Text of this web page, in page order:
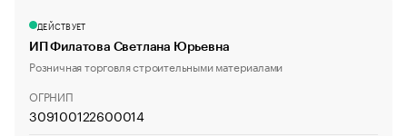
ДЕЙСТВУЕТ
ИП Филатова Светлана Юрьевна
Розничная торговля строительными материалами
ОГРНИП
309100122600014